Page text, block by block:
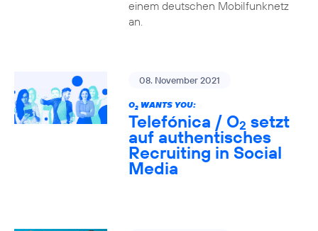
einem deutschen Mobilfunknetz
an.
08. November 2021
O2WANTS YOU:
Telefónica / O2 setzt
auf authentisches
Recruiting in Social
Media